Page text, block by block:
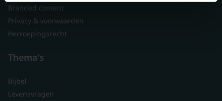
Branded content
Privacy & voorwaarden
Herroepingsrecht
Thema's
Bijbel
Levensvragen